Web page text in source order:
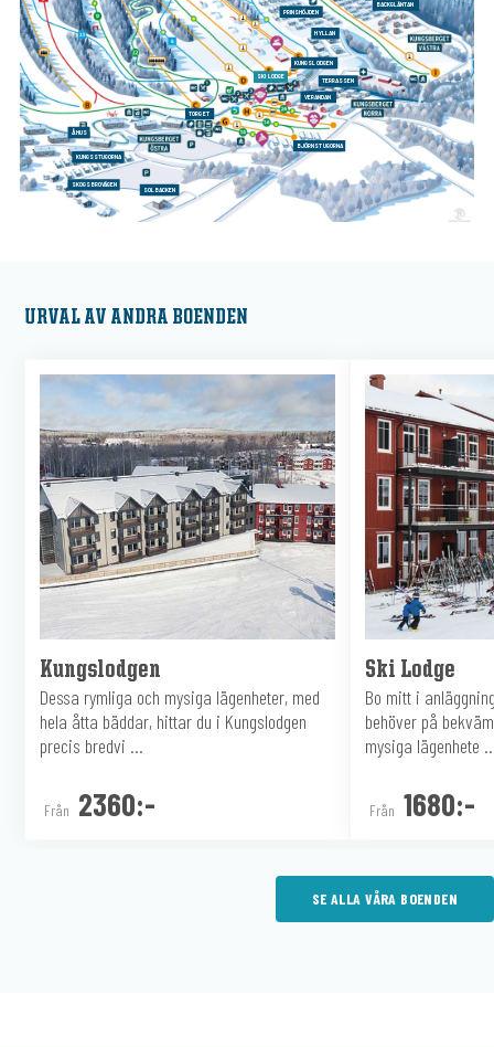
VERANDAN
SKI LODGE
TERRASSEN
ÅHUS
TORGET
KUNGSSTUGORNA
HYLLAN
BJÖRNSTUGORNA
KUNGSLODGEN
SOLBACKEN
PRINSHÖJDEN
SKOGSBROVÄGEN
BACKGLÄNTAN
URVAL AV ANDRA BOENDEN
Kungslodgen
Dessa rymliga och mysiga lägenheter, med
hela åtta bäddar, hittar du i Kungslodgen
precis bredvi ...
Från 2360:-
Ski Lodge
Bo mitt i
behöver på
mysiga lägenhete
Från 1680:-
SE ALLA VÅRA BOENDEN